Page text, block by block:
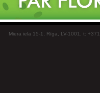
Miera iela 15-1, Rīga, LV-1001, t: